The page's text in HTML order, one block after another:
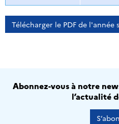
Télécharger le PDF de l'année
Abonnez-vous à notre
l’actualité